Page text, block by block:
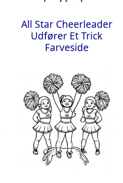
All Star Cheerleader
Udfører Et Trick
Farveside